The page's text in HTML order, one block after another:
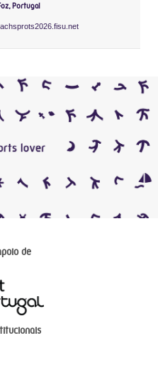
Portugal
de